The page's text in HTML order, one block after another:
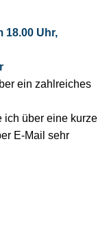
18.00 Uhr,
ein zahlreiches
ich über eine kurze
E-Mail sehr